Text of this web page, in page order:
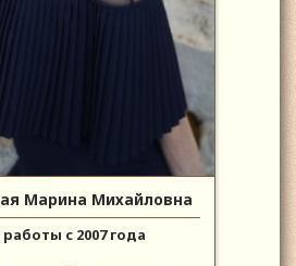
Марина Михайловна
с 2007 года